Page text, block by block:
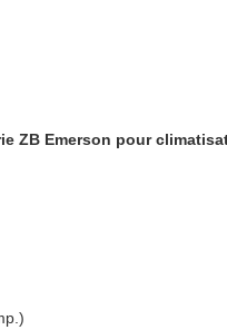
ZB Emerson pour